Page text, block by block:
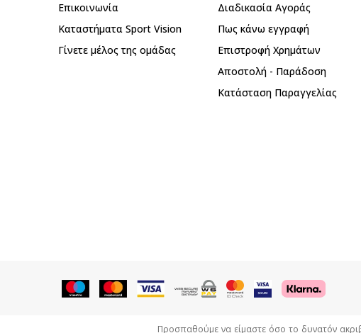
Επικοινωνία
Καταστήματα Sport Vision
Γίνετε μέλος της ομάδας
Διαδικασία Αγοράς
Πως κάνω εγγραφή
Επιστροφή Xρημάτων
Αποστολή - Παράδοση
Κατάσταση Παραγγελίας
Προσπαθούμε να είμαστε όσο το δυνατόν